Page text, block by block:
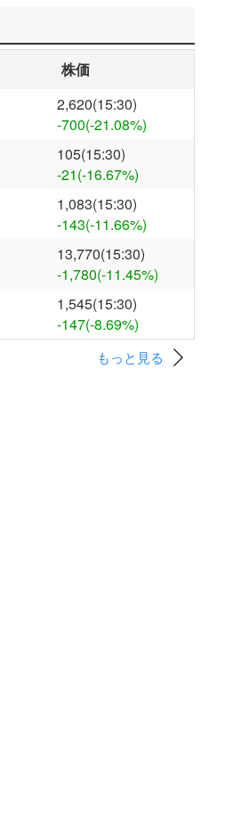
株価
2,620(15:30)
-700(-21.08%)
105(15:30)
-21(-16.67%)
1,083(15:30)
-143(-11.66%)
13,770(15:30)
-1,780(-11.45%)
1,545(15:30)
-147(-8.69%)
もっと見る